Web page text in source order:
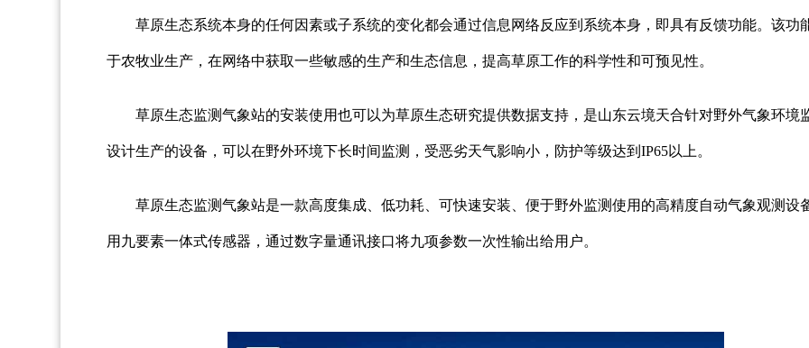
草原生态系统本身的任何因素或子系统的变化都会通过信息网络反应到系统本身，即具有反馈功能。该功
于农牧业生产，在网络中获取一些敏感的生产和生态信息，提高草原工作的科学性和可预见性。
草原生态监测气象站的安装使用也可以为草原生态研究提供数据支持，是山东云境天合针对野外气象环境
设计生产的设备，可以在野外环境下长时间监测，受恶劣天气影响小，防护等级达到IP65以上。
草原生态监测气象站是一款高度集成、低功耗、可快速安装、便于野外监测使用的高精度自动气象观测设
用九要素一体式传感器，通过数字量通讯接口将九项参数一次性输出给用户。